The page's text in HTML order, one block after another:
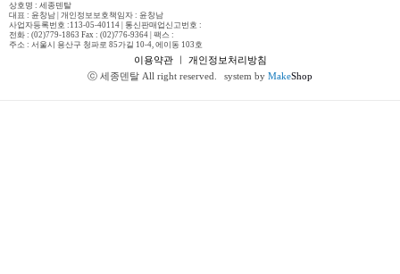
상호명 : 세종덴탈
대표 : 윤창남 | 개인정보보호책임자 : 윤창남
사업자등록번호 :113-05-40114 | 통신판매업신고번호 :
전화 : (02)779-1863 Fax : (02)776-9364 | 팩스 :
주소 : 서울시 용산구 청파로 85가길 10-4, 에이동 103호
이용약관ㅣ 개인정보처리방침
ⓒ 세종덴탈 All right reserved.
system by MakeShop